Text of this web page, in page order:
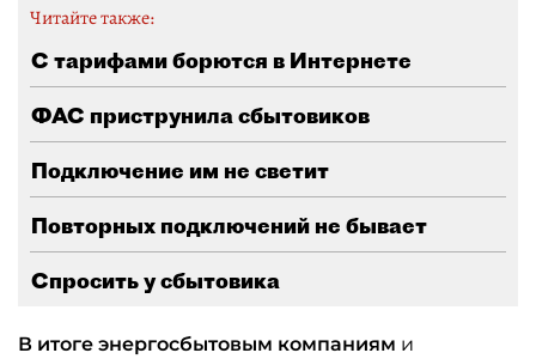
Читайте также:
С тарифами борются в Интернете
ФАС приструнила сбытовиков
Подключение им не светит
Повторных подключений не бывает
Спросить у сбытовика
В итоге энергосбытовым компаниям и